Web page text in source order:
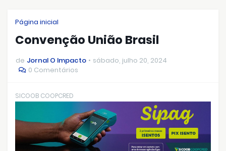
Página inicial
Convenção União Brasil
de Jornal O Impacto
sábado, julho 20, 2024
0 Comentários
SICOOB COOPCRED